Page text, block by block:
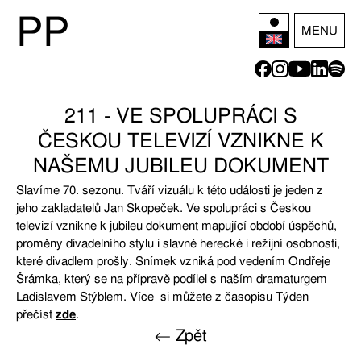
PP MENU
211 - VE SPOLUPRÁCI S
ČESKOU TELEVIZÍ VZNIKNE K
NAŠEMU JUBILEU DOKUMENT
Slavíme 70. sezonu. Tváří vizuálu k této události je jeden z
jeho zakladatelů Jan Skopeček. Ve spolupráci s Českou
televizí vznikne k jubileu dokument mapující období úspěchů,
proměny divadelního stylu i slavné herecké i režijní osobnosti,
které divadlem prošly. Snímek vzniká pod vedením Ondřeje
Šrámka, který se na přípravě podílel s naším dramaturgem
Ladislavem Stýblem. Více si můžete z časopisu Týden
přečíst zde.
← Zpět